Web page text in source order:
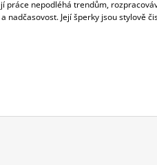
práce nepodléhá trendům,
nadčasovost. Její šperky jsou stylově